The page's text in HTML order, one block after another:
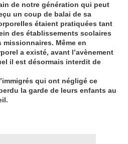
de notre génération qui peut
un coup de balai de sa
étaient pratiquées tant
des établissements scolaires
Même en
a existé, avant l’avènement
il est désormais interdit de
qui ont négligé ce
la garde de leurs enfants au